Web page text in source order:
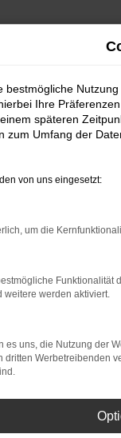
bestimmter
beheben.
auf dem
kann auch
uns bitte.
bestmögliche
Ihre
späteren
zum Umfang der
von uns eingesetzt:
um die
Funktionalität
weitere werden aktiviert.
es uns, die Nutzung der
dritten Werbetreibenden